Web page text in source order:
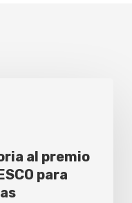
al premio
para